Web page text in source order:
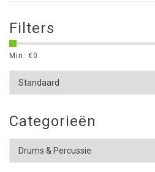
Filters
Min: €0
Categorieën